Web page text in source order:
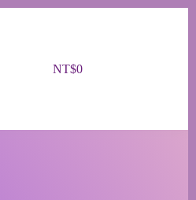
NT$0